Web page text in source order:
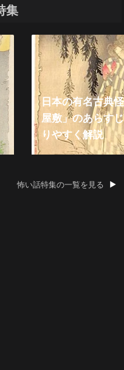
集
2021年『殿堂入
い話』総まとめ
怖い話特集の一覧を見る